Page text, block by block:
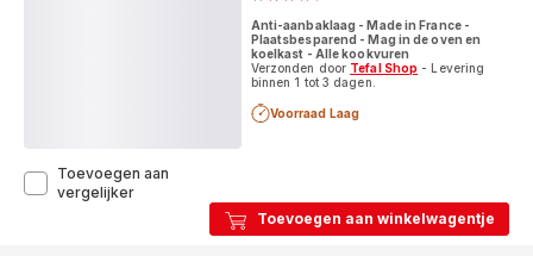
Toevoegen aan winkelwagentje
Anti-aanbaklaag - Made in France -
Plaatsbesparend - Mag in de oven en
koelkast - Alle kookvuren
Verzonden door Tefal Shop - Levering
binnen 1 tot 3 dagen.
Voorraad Laag
Toevoegen aan
vergelijkerIngenio